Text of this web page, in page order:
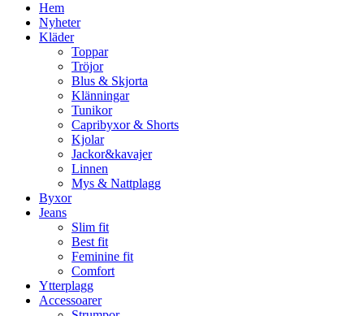
Hem
Nyheter
Kläder
Toppar
Tröjor
Blus & Skjorta
Klänningar
Tunikor
Capribyxor & Shorts
Kjolar
Jackor&kavajer
Linnen
Mys & Nattplagg
Byxor
Jeans
Slim fit
Best fit
Feminine fit
Comfort
Ytterplagg
Accessoarer